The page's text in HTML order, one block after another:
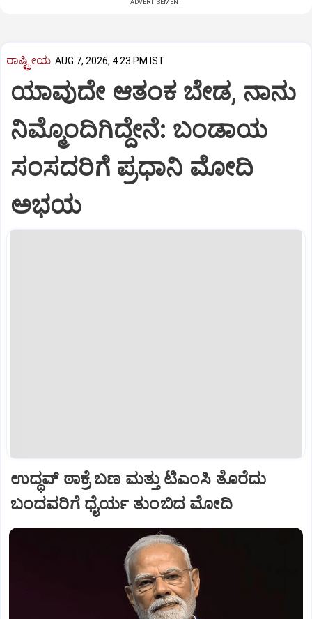
ADVERTISEMENT
ರಾಷ್ಟ್ರೀಯ AUG 7, 2026, 4:23 PM IST
ಯಾವುದೇ ಆತಂಕ ಬೇಡ, ನಾನು
ನಿಮ್ಮೊಂದಿಗಿದ್ದೇನೆ: ಬಂಡಾಯ
ಸಂಸದರಿಗೆ ಪ್ರಧಾನಿ ಮೋದಿ
ಅಭಯ
ಉದ್ಧವ್ ಠಾಕ್ರೆ ಬಣ ಮತ್ತು ಟಿಎಂಸಿ ತೊರೆದು
ಬಂದವರಿಗೆ ಧೈರ್ಯ ತುಂಬಿದ ಮೋದಿ